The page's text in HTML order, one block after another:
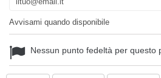
Avvisami quando disponibile
Nessun punto fedeltà per questo